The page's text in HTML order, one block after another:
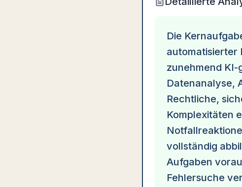
Die
automatisierter
zunehmend
Datenanalyse,
Rechtliche,
Komplexitäten
vollständig
Aufgaben
Fehlersuche